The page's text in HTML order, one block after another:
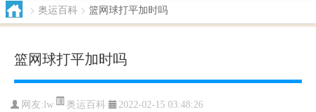
> 奥运百科 > 篮网球打平加时吗
篮网球打平加时吗
网友:lw 奥运百科 2022-02-15 03:48:26